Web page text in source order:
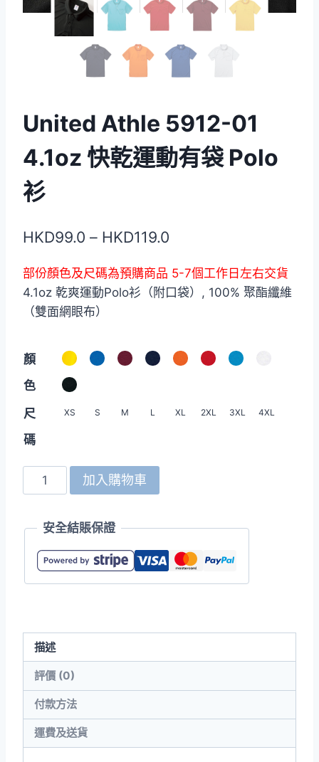
United Athle 5912-01
4.1oz 快乾運動有袋 Polo
衫
HKD99.0 – HKD119.0
範
到
部份顏色及尺碼為預購商品 5-7個工作日左右交貨
4.1oz 乾爽運動Polo衫（附口袋）, 100% 聚酯纖維
（雙面網眼布）
顏
色
尺
碼
XS S M L XL 2XL 3XL 4XL
United
Athle
01
4.1oz
袋
Polo
數
加入購物車
安全結賬保證
描述
評價 (0)
付款方法
運費及送貨